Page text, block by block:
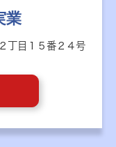
業
丁目１５番２４号